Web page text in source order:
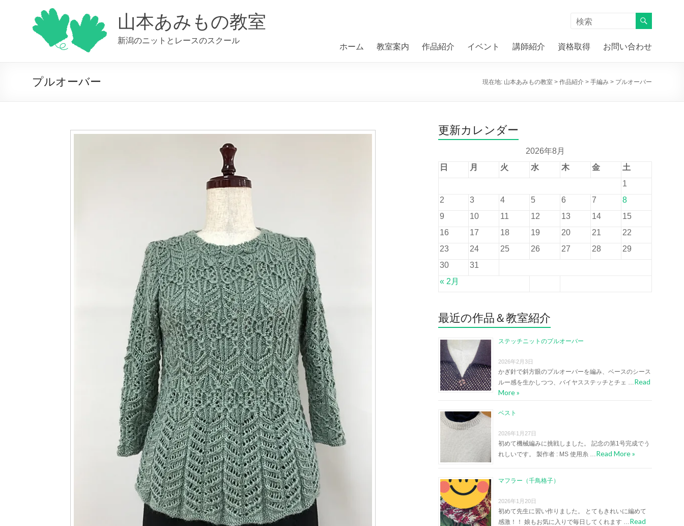
山本あみもの教室
新潟のニットとレースのスクール
ホーム 教室案内 作品紹介 イベント 講師紹介 資格取得 お問い合わせ
プルオーバー 現在地: 山本あみもの教室 > 作品紹介 > 手編み > プルオーバー
更新カレンダー
2026年8月
日
月 火 水 木 金 土
« 2月
1
2
3 4 5 6 7
8
9
10 11 12 13 14
15
16
17 18 19 20 21
22
23
24 25 26 27 28
29
30
31
最近の作品＆教室紹介
ステッチニットのプルオーバー
2026年2月3日
かぎ針で斜方眼のプルオーバーを編み、ベースのシース
ルー感を生かしつつ、バイヤスステッチとチェ …Read
More »
ベスト
2026年1月27日
初めて機械編みに挑戦しました。 記念の第1号完成でう
れしいです。 製作者 : MS 使用糸 …Read More »
マフラー（千鳥格子）
2026年1月20日
初めて先生に習い作りました。 とてもきれいに編めて
感激！！ 娘もお気に入りで毎日してくれます …Read